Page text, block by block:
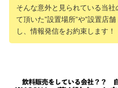
そんな意外と見られている当
て頂いた”設置場所”や”設置店
し、情報発信をお約束します！